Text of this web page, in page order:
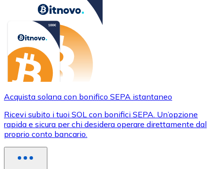
Acquista solana con bonifico SEPA istantaneo
Ricevi subito i tuoi SOL con bonifici SEPA. Un’opzione
rapida e sicura per chi desidera operare direttamente dal
proprio conto bancario.